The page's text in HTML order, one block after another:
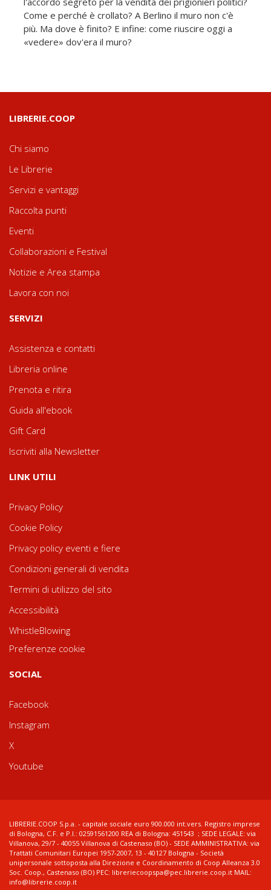
Come e perché è crollato? A Berlino il muro non c'è
più. Ma dove è finito? E infine: come riuscire oggi a
«vedere» dov'era il muro?
LIBRERIE.COOP
Chi siamo
Le Librerie
Servizi e vantaggi
Raccolta punti
Eventi
Collaborazioni e Festival
Notizie e Area stampa
Lavora con noi
SERVIZI
Assistenza e contatti
Libreria online
Prenota e ritira
Guida all'ebook
Gift Card
Iscriviti alla Newsletter
LINK UTILI
Privacy Policy
Cookie Policy
Privacy policy eventi e fiere
Condizioni generali di vendita
Termini di utilizzo del sito
Accessibilità
WhistleBlowing
Preferenze cookie
SOCIAL
Facebook
Instagram
X
Youtube
LIBRERIE.COOP S.p.a. - capitale sociale euro 900.000 int.vers. Registro imprese
di Bologna, C.F. e P.I.: 02591561200 REA di Bologna: 451543 ; SEDE LEGALE: via
Villanova, 29/7 - 40055 Villanova di Castenaso (BO) - SEDE AMMINISTRATIVA: via
Trattati Comunitari Europei 1957-2007, 13 - 40127 Bologna - Società
unipersonale sottoposta alla Direzione e Coordinamento di Coop Alleanza 3.0
Soc. Coop., Castenaso (BO) PEC: libreriecoopspa@pec.librerie.coop.it MAIL:
info@librerie.coop.it